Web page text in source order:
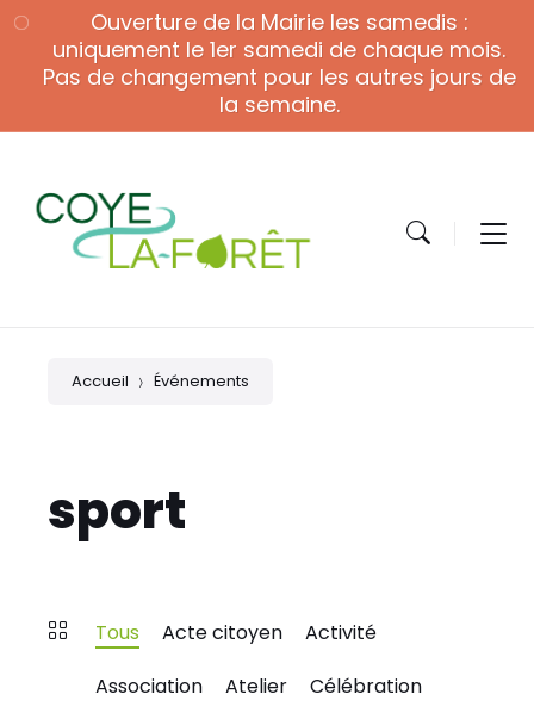
to
content
to
navigation
to
footer
Ouverture de la Mairie les samedis :
uniquement le 1er samedi de chaque mois.
Pas de changement pour les autres jours de
la semaine.
Accueil Événements
sport
Tous Acte citoyen
Activité
Association
Atelier
Célébration